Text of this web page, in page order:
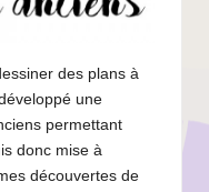
des plans à
une
permettant
donc mise à
découvertes de